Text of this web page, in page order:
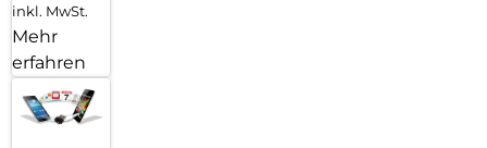
inkl. MwSt.
Mehr
erfahren